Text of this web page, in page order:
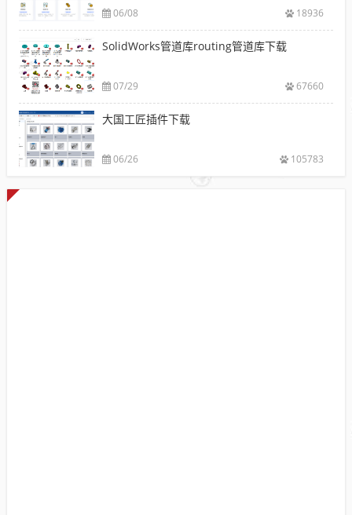
06/08 18936
SolidWorks管道库routing管道库下载
07/29 67660
大国工匠插件下载
06/26 105783